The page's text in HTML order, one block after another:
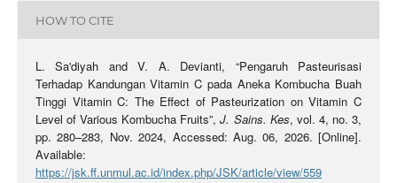
HOW TO CITE
L. Sa'diyah and V. A. Devianti, “Pengaruh Pasteurisasi
Terhadap Kandungan Vitamin C pada Aneka Kombucha Buah
Tinggi Vitamin C: The Effect of Pasteurization on Vitamin C
Level of Various Kombucha Fruits”,J. Sains. Kes, vol. 4, no. 3,
pp. 280–283, Nov. 2024, Accessed: Aug. 06, 2026. [Online].
Available:
https://jsk.ff.unmul.ac.id/index.php/JSK/article/view/559